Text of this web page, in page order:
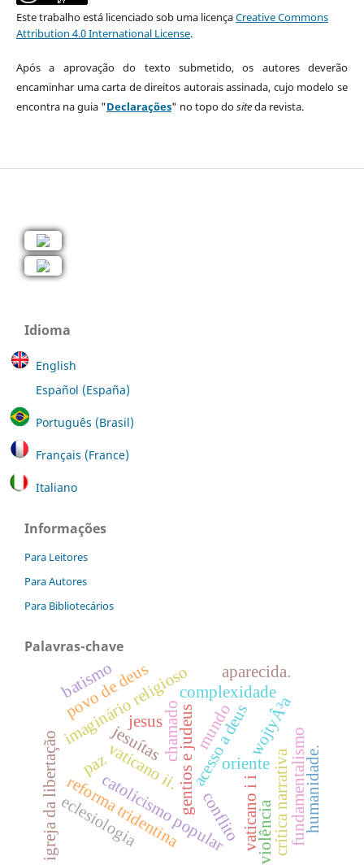
Este trabalho está licenciado sob uma licençaCreative Commons
Attribution 4.0 International License.
Após a aprovação do texto submetido, os autores deverão
encaminhar uma carta de direitos autorais assinada, cujo modelo se
encontra na guia "Declarações" no topo dositeda revista.
Idioma
English
Español (España)
Português (Brasil)
Français (France)
Italiano
Informações
Para Leitores
Para Autores
Para Bibliotecários
Palavras-chave
acesso a deus
jesus gentios e judeus
catolicismo popular
reforma tridentina
igreja da libertação oriente
eclesiologia crítica narrativa
imaginário religioso
fundamentalismo
chamado
povo de deus complexidade
vaticano ii.
vaticano i i
aparecida.
violência
conflito
paz
mundo
humanidade.
jesuítas wojtyÂ³a
batismo